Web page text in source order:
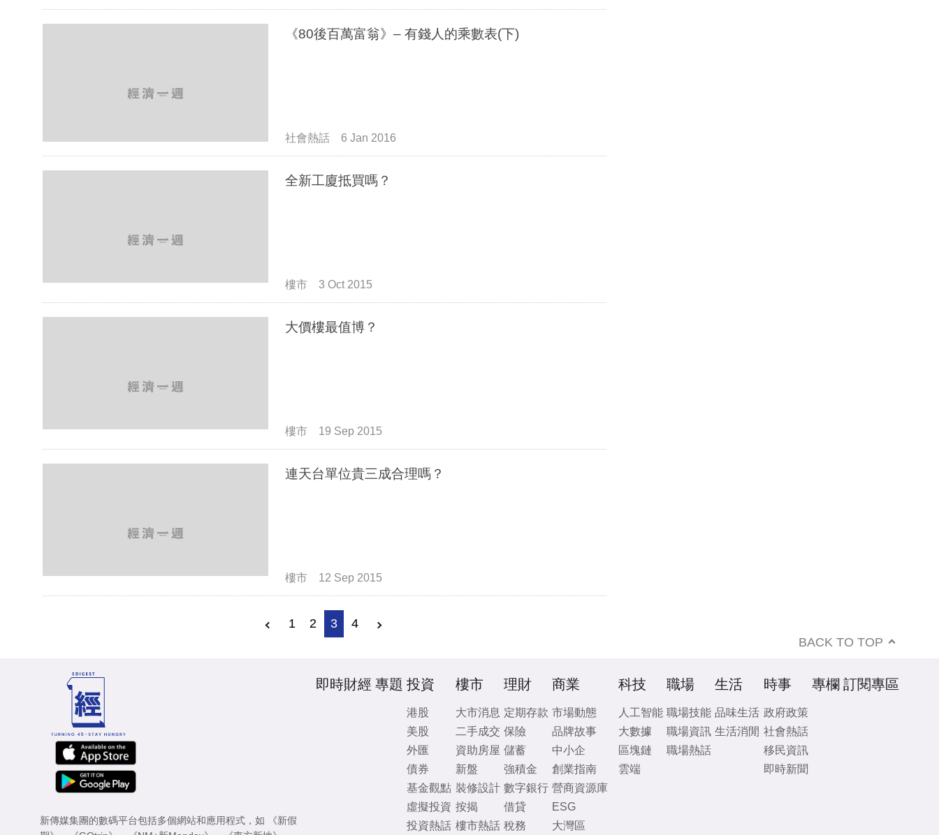
《80後百萬富翁》– 有錢人的乘數表(下)
社會熱話 6 Jan 2016
全新工廈抵買嗎？
樓市 3 Oct 2015
大價樓最值博？
樓市 19 Sep 2015
連天台單位貴三成合理嗎？
樓市 12 Sep 2015
1 2 3 4
BACK TO TOP
新傳媒集團的數碼平台包括多個網站和應用程式，如
《新假
即時財經 專題 投資
港股
美股
外匯
債券
基金觀點
虛擬投資
投資熱話
樓市
大市消息
二手成交
資助房屋
新盤
裝修設計
按揭
樓市熱話
理財
定期存款
保險
儲蓄
強積金
數字銀行
借貸
稅務
商業
市場動態
品牌故事
中小企
創業指南
營商資源庫
ESG
大灣區
科技
人工智能
大數據
區塊鏈
雲端
職場
職場技能
職場資訊
職場熱話
生活
品味生活
生活消閒
時事
政府政策
社會熱話
移民資訊
即時新聞
專欄 訂閱專區